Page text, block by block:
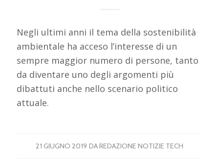
Negli ultimi anni il tema della sostenibilità
ambientale ha acceso l’interesse di un
sempre maggior numero di persone, tanto
da diventare uno degli argomenti più
dibattuti anche nello scenario politico
attuale.
21 GIUGNO 2019 DAREDAZIONE NOTIZIE TECH